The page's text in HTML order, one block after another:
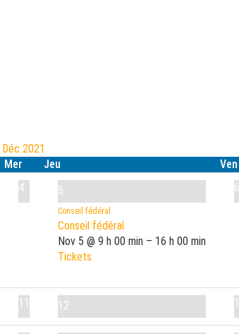
Déc 2021
Mer Jeu Ven
4 5
Conseil fédéral
Conseil fédéral
Nov 5 @ 9 h 00 min – 16 h 00 min
Tickets
6
11 12